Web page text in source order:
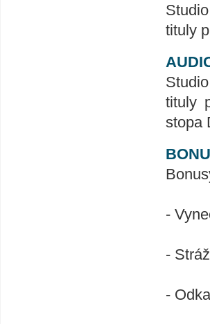
tituly
tituly
stopa
-
-
-